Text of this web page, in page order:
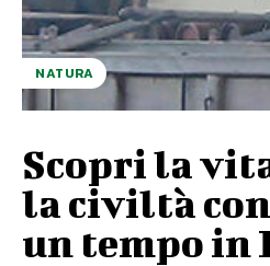
NATURA
Scopri la
la civiltà
un tempo in